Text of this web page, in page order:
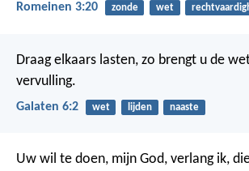
Romeinen 3:20 zonde wet
Draag elkaars lasten, zo brengt u de
vervulling.
Galaten 6:2 wet lijden naaste
Uw wil te doen, mijn God, verlang ik,